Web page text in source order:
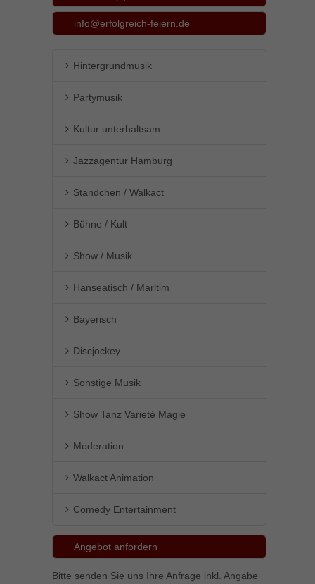
info@erfolgreich-feiern.de
Hintergrundmusik
Partymusik
Kultur unterhaltsam
Jazzagentur Hamburg
Ständchen / Walkact
Bühne / Kult
Show / Musik
Hanseatisch / Maritim
Bayerisch
Discjockey
Sonstige Musik
Show Tanz Varieté Magie
Moderation
Walkact Animation
Comedy Entertainment
Angebot anfordern
Bitte senden Sie uns Ihre Anfrage inkl. Angabe